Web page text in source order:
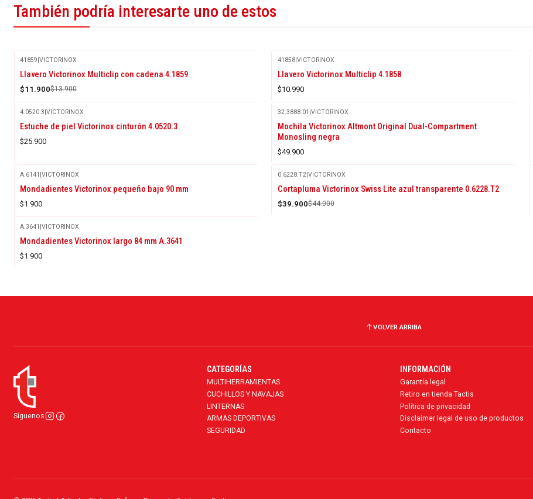
También podría interesarte uno de estos
-14%
OFF
41859|VICTORINOX
Llavero Victorinox Multiclip con cadena 4.1859
$11.900$13.900
41858|VICTORINOX
Llavero Victorinox Multiclip 4.1858
$10.990
4.0520.3|VICTORINOX
Estuche de piel Victorinox cinturón 4.0520.3
$25.900
32.3888.01 |VICTORINOX
Mochila Victorinox Altmont Original Dual-Compartment
Monosling negra
$49.900
A.6141 |VICTORINOX
Mondadientes Victorinox pequeño bajo 90 mm
$1.900
-9%
OFF
0.6228.T2|VICTORINOX
Cortapluma Victorinox Swiss Lite azul transparente 0.6228.T2
$39.900$44.000
A.3641 |VICTORINOX
Mondadientes Victorinox largo 84 mm A.3641
$1.900
VOLVER ARRIBA
Síguenos
CATEGORÍAS
MULTIHERRAMIENTAS
CUCHILLOS Y NAVAJAS
LINTERNAS
ARMAS DEPORTIVAS
SEGURIDAD
INFORMACIÓN
Garantía legal
Retiro en tienda Tactis
Política de privacidad
Disclaimer legal de uso de productos
Contacto